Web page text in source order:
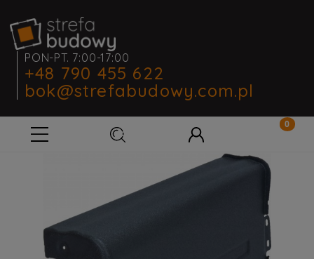
PON-PT. 7:00-17:00
+48 790 455 622
bok@strefabudowy.com.pl